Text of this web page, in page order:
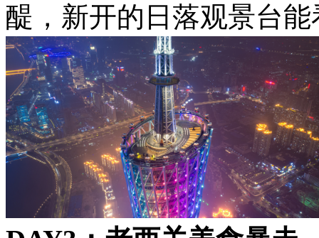
醍，新开的日落观景台